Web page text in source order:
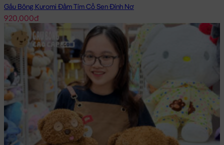
Gấu Bông Kuromi Đầm Tím Cổ Sen Đính Nơ
920,000đ